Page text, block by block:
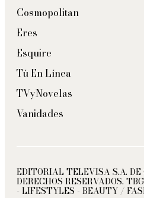
Cosmopolitan
Eres
Esquire
Tú En Línea
TVyNovelas
Vanidades
EDITORIAL TELEVISA S.A. DE
DERECHOS RESERVADOS.
- LIFESTYLES - BEAUTY /